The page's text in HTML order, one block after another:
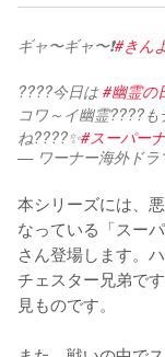
ギャ〜ギャ〜❗️#きん
????今日は #幽霊の
コワ～イ幽霊????
ね????✨#スーパー
— ワーナー海外ドラ
本シリーズには、
なっている「スー
さん登場します。
チェスター兄弟で
見ものです。